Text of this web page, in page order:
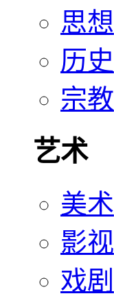
思想
历史
宗教
艺术
美术
影视
戏剧